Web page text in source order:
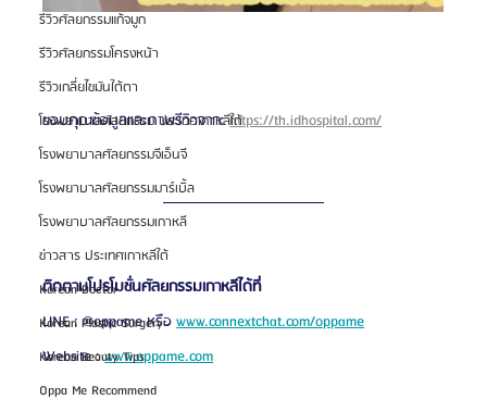
รีวิวศัลยกรรมแก้จมูก
รีวิวศัลยกรรมโครงหน้า
รีวิวเกลี่ยไขมันใต้ตา
โรงพยาบาลศัลยกรรม ประเทศเกาหลีใต้
โรงพยาบาลศัลยกรรมจีเอ็นจี
โรงพยาบาลศัลยกรรมมาร์เบิ้ล
โรงพยาบาลศัลยกรรมเกาหลี
ข่าวสาร ประเทศเกาหลีใต้
Korean Doctor
Korean Plastic Surgery
Korean Beauty Tips
Oppa Me Recommend
ขอบคุณข้อมูลและภาพรีวิวจาก: https://th.idhospital.com/
ติดตามโปรโมชั่นศัลยกรรมเกาหลีได้ที่
LINE : @oppame หรือ www.connextchat.com/oppame
Website : www.oppame.com